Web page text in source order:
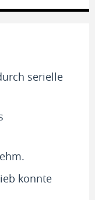
serielle
konnte